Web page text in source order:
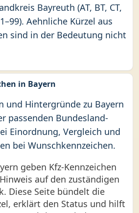
Bayreuth (AT, BT, CT,
Aehnliche Kürzel aus
sind in der Bedeutung nicht
in Bayern
und Hintergründe zu Bayern
passenden Bundesland-
Einordnung, Vergleich und
bei Wunschkennzeichen.
geben Kfz-Kennzeichen
auf den zuständigen
Diese Seite bündelt die
erklärt den Status und hilft